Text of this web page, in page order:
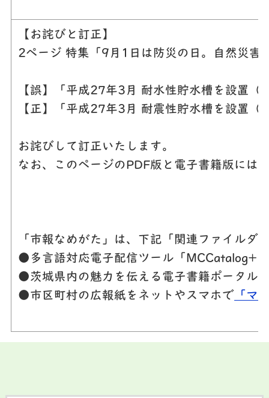
【お詫びと訂正】
2ページ 特集「9月1日は防災の日。自然災害
【誤】「平成27年3月 耐水性貯水槽を設置（
【正】「平成27年3月 耐震性貯水槽を設置（
お詫びして訂正いたします。
なお、このページのPDF版と電子書籍版には
「市報なめがた」は、下記「関連ファイル
●多言語対応電子配信ツール「MCCatalog+
●茨城県内の魅力を伝える電子書籍ポータル
●市区町村の広報紙をネットやスマホで
「マ